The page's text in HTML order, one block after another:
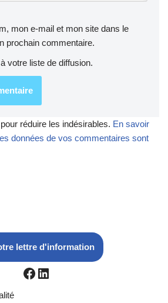
mon e-mail et mon site dans le
prochain commentaire.
votre liste de diffusion.
réduire les indésirables. En savoir
données de vos commentaires sont
lettre d'information